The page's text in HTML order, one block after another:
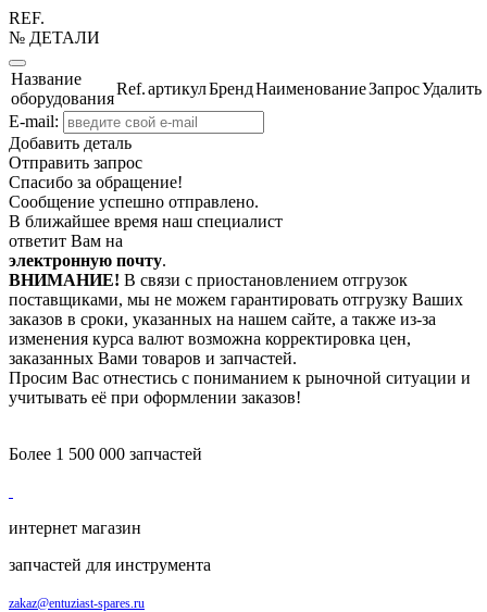
REF.
№ ДЕТАЛИ
Название
оборудования
Ref.артикулБрендНаименованиеЗапросУдалить
E-mail:
Добавить деталь
Отправить запрос
Спасибо за обращение!
Сообщение успешно отправлено.
В ближайшее время наш специалист
ответит Вам на
электронную почту.
ВНИМАНИЕ! В связи с приостановлением отгрузок
поставщиками, мы не можем гарантировать отгрузку Ваших
заказов в сроки, указанных на нашем сайте, а также из-за
изменения курса валют возможна корректировка цен,
заказанных Вами товаров и запчастей.
Просим Вас отнестись с пониманием к рыночной ситуации и
учитывать её при оформлении заказов!
Более 1 500 000 запчастей
интернет магазин
запчастей для инструмента
zakaz@entuziast-spares.ru